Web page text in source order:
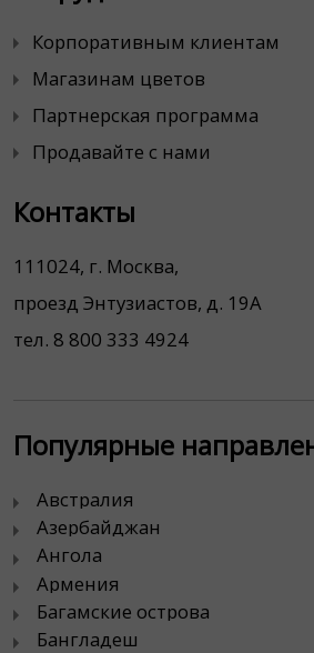
Корпоративным клиентам
Магазинам цветов
Партнерская программа
Продавайте с нами
Контакты
111024, г. Москва,
проезд Энтузиастов, д. 19А
тел. 8 800 333 4924
Популярные
Австралия
Азербайджан
Ангола
Армения
Багамские острова
Бангладеш